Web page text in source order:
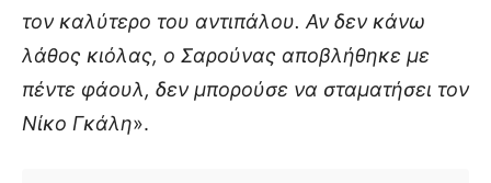
τον καλύτερο του αντιπάλου. Αν δεν κάνω
λάθος κιόλας, ο Σαρούνας αποβλήθηκε με
πέντε φάουλ, δεν μπορούσε να σταματήσει τον
Νίκο Γκάλη».